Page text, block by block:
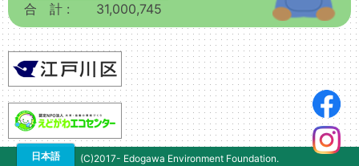
合 計 :
31,000,745
(C)2017- Edogawa Environment Foundation.